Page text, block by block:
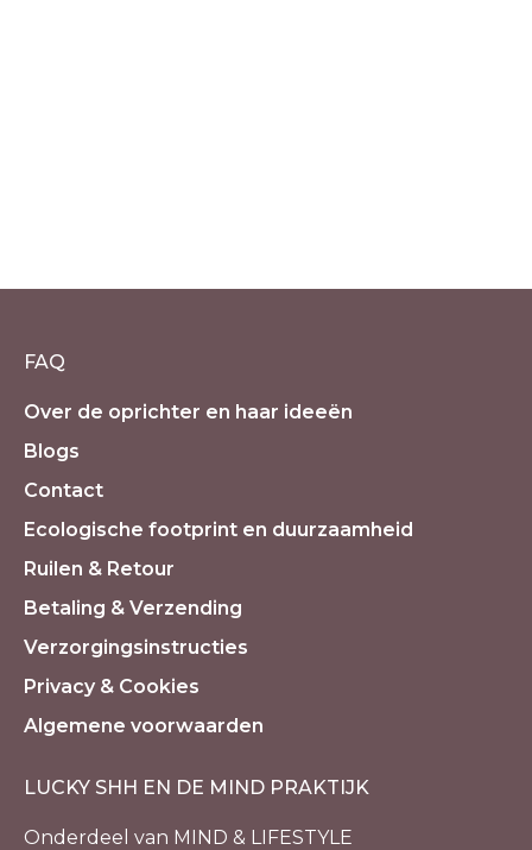
FAQ
Over de oprichter en haar ideeën
Blogs
Contact
Ecologische footprint en duurzaamheid
Ruilen & Retour
Betaling & Verzending
Verzorgingsinstructies
Privacy & Cookies
Algemene voorwaarden
LUCKY SHH EN DE MIND PRAKTIJK
Onderdeel van MIND & LIFESTYLE